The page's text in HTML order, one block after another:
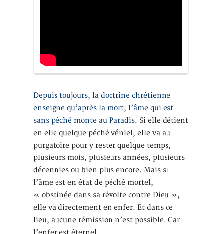
Depuis toujours, la doctrine chrétienne
enseigne qu’après la mort, l’âme qui est
sans péché monte au Paradis. Si elle détient
en elle quelque péché véniel, elle va au
purgatoire pour y rester quelque temps,
plusieurs mois, plusieurs années, plusieurs
décennies ou bien plus encore. Mais si
l’âme est en état de péché mortel,
« obstinée dans sa révolte contre Dieu »,
elle va directement en enfer. Et dans ce
lieu, aucune rémission n’est possible. Car